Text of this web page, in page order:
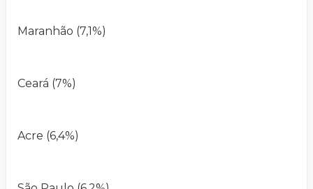
Maranhão (7,1%)
Ceará (7%)
Acre (6,4%)